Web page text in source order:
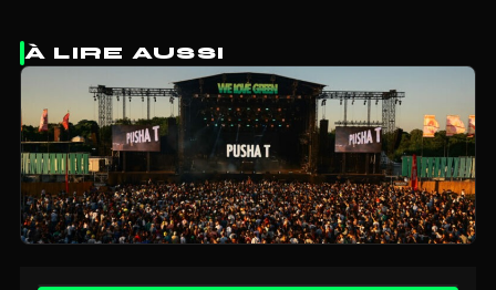
À LIRE AUSSI